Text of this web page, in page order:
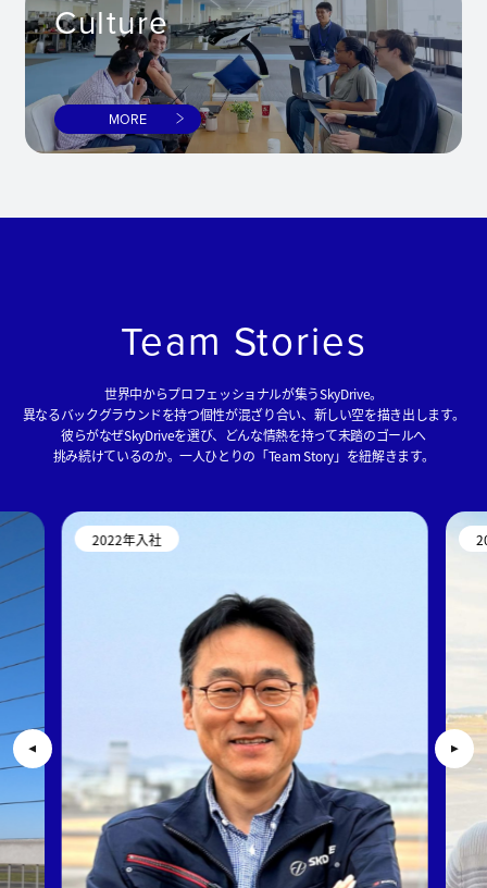
Culture
MORE
Team Stories
世界中からプロフェッショナルが集うSkyDrive。
異なるバックグラウンドを持つ個性が混ざり合い、新しい空を描き出します。
彼らがなぜSkyDriveを選び、どんな情熱を持って未踏のゴールへ
挑み続けているのか。一人ひとりの「Team Story」を紐解きます。
2022年入社